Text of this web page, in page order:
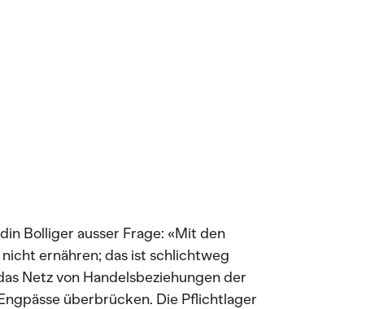
Bolliger ausser Frage: «Mit den
ernähren; das ist schlichtweg
Netz von Handelsbeziehungen der
überbrücken. Die Pflichtlager